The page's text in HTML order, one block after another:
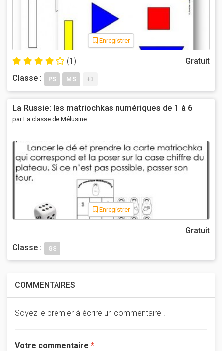
Enregistrer
(1)
Gratuit
Classe :
PS MS +3
La Russie: les matriochkas numériques de 1 à 6
par La classe de Mélusine
Enregistrer
Gratuit
Classe :
GS
COMMENTAIRES
Soyez le premier à écrire un commentaire !
Votre commentaire